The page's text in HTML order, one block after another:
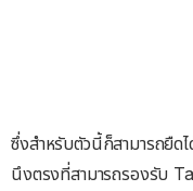
ซึ่งสำหรับตัวนี้ก็สามารถยืด
นึงตรงที่สามารถรองรับ